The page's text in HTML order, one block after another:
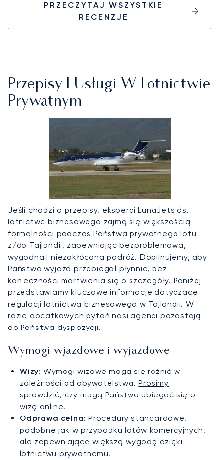
PRZECZYTAJ WSZYSTKIE
RECENZJE
Przepisy I Usługi W Lotnictwie
Prywatnym
Jeśli chodzi o przepisy, eksperci LunaJets ds.
lotnictwa biznesowego zajmą się większością
formalności podczas Państwa prywatnego lotu
z/do Tajlandii, zapewniając bezproblemową,
wygodną i niezakłóconą podróż. Dopilnujemy, aby
Państwa wyjazd przebiegał płynnie, bez
konieczności martwienia się o szczegóły. Poniżej
przedstawiamy kluczowe informacje dotyczące
regulacji lotnictwa biznesowego w Tajlandii. W
razie dodatkowych pytań nasi agenci pozostają
do Państwa dyspozycji.
Wymogi wjazdowe i wyjazdowe
Wizy: Wymogi wizowe mogą się różnić w
zależności od obywatelstwa.Prosimy
sprawdzić, czy mogą Państwo ubiegać się o
wizę online.
Odprawa celna: Procedury standardowe,
podobne jak w przypadku lotów komercyjnych,
ale zapewniające większą wygodę dzięki
lotnictwu prywatnemu.